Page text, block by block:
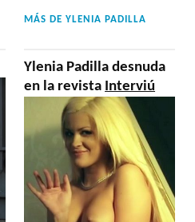
MÁS DEYLENIA PADILLA
Ylenia Padilla desnuda
en la revista Interviú